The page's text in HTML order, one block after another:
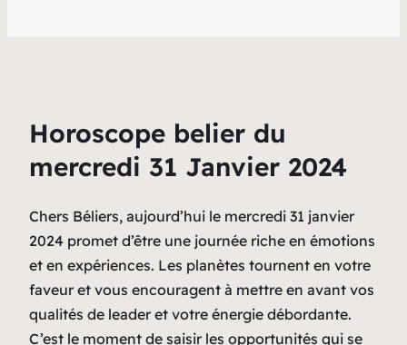
Horoscope belier du
mercredi 31 Janvier 2024
Chers Béliers, aujourd’hui le mercredi 31 janvier
2024 promet d’être une journée riche en émotions
et en expériences. Les planètes tournent en votre
faveur et vous encouragent à mettre en avant vos
qualités de leader et votre énergie débordante.
C’est le moment de saisir les opportunités qui se